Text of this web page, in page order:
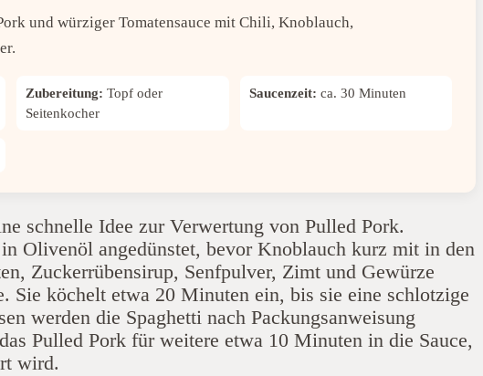
und würziger Tomatensauce mit Chili, Knoblauch,
Zubereitung: Topf oder
Seitenkocher
Saucenzeit: ca. 30 Minuten
schnelle Idee zur Verwertung von Pulled Pork.
Olivenöl angedünstet, bevor Knoblauch kurz mit in den
Zuckerrübensirup, Senfpulver, Zimt und Gewürze
Sie köchelt etwa 20 Minuten ein, bis sie eine schlotzige
werden die Spaghetti nach Packungsanweisung
Pulled Pork für weitere etwa 10 Minuten in die Sauce,
wird.